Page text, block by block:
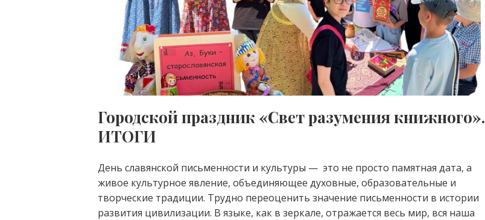
Городской праздник «Свет разумения книжного».
ИТОГИ
День славянской письменности и культуры — это не просто памятная дата, а
живое культурное явление, объединяющее духовные, образовательные и
творческие традиции. Трудно переоценить значение письменности в истории
развития цивилизации. В языке, как в зеркале, отражается весь мир, вся наша